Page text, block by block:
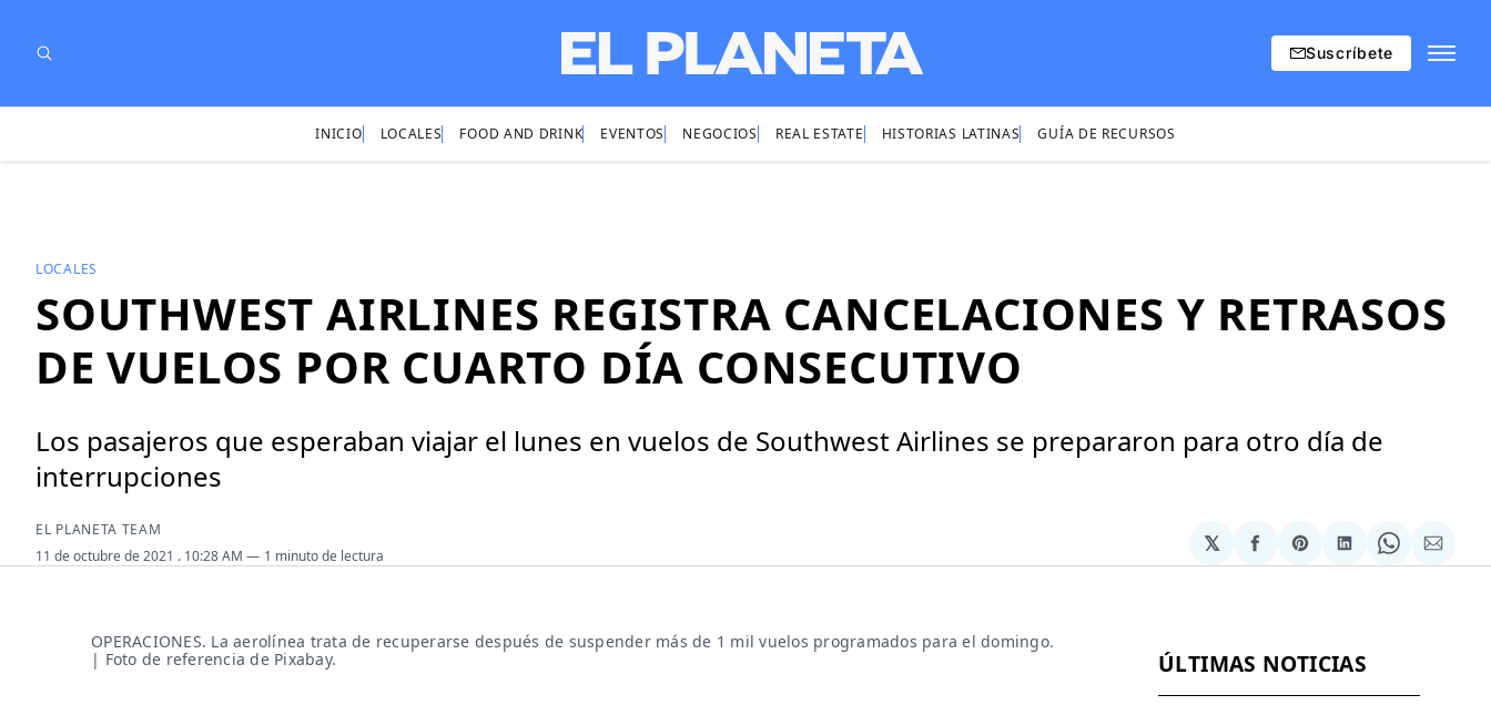
Suscríbete
INICIO LOCALES FOOD AND DRINK EVENTOS NEGOCIOS REAL ESTATE HISTORIAS LATINAS GUÍA DE RECURSOS
LOCALES
SOUTHWEST AIRLINES REGISTRA CANCELACIONES Y RETRASOS
DE VUELOS POR CUARTO DÍA CONSECUTIVO
Los pasajeros que esperaban viajar el lunes en vuelos de Southwest Airlines se prepararon para otro día de
interrupciones
EL PLANETA TEAM
11 de octubre de 2021 . 10:28 AM 1 minuto de lectura 𝕏
Compartir
en
Share
on
Compartir
en
Share
on
via
OPERACIONES. La aerolínea trata de recuperarse después de suspender más de 1 mil vuelos programados para el domingo.
| Foto de referencia de Pixabay.
ÚLTIMAS NOTICIAS